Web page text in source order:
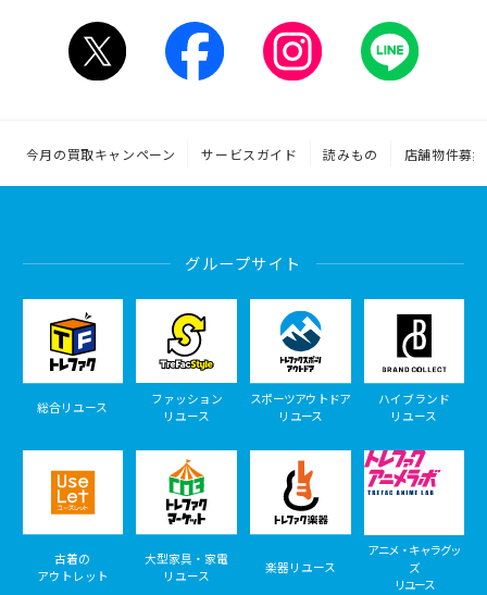
今月の買取キャンペーン サービスガイド 読みもの 店舗物件募集
グループサイト
総合リユース
ファッション
リユース
スポーツアウトドア
リユース
ハイブランド
リユース
古着の
アウトレット
大型家具・家電
リユース
楽器リユース
アニメ・キャラグッ
ズ
リユース